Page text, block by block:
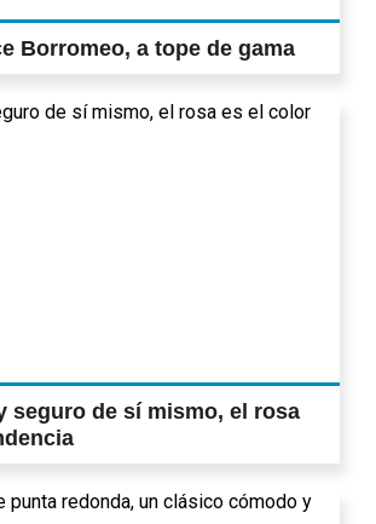
Borromeo, a tope de gama
seguro de sí mismo, el rosa